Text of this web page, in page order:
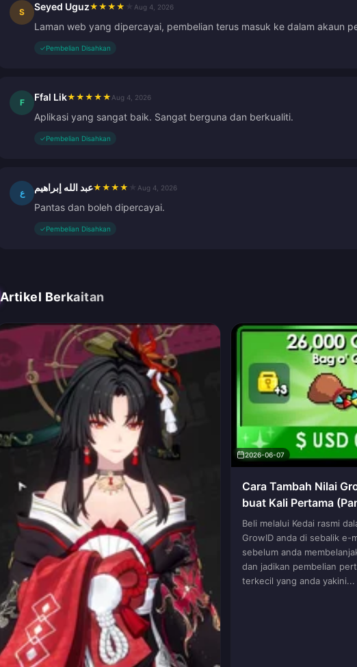
S Seyed Uguz★ ★ ★ ★ Aug 4, 2026
Laman web yang dipercayai, pembelian terus masuk ke dalam akaun
✓Pembelian Disahkan
F Ffal Lik★ ★ ★ ★ ★ Aug 4, 2026
Aplikasi yang sangat baik. Sangat berguna dan berkualiti.
✓Pembelian Disahkan
ع عبد الله إبراهيم★ ★ ★ ★ Aug 4, 2026
Pantas dan boleh dipercayai.
✓Pembelian Disahkan
Artikel Berkaitan
2026-06-07
Cara Tambah Nilai
buat Kali Pertama
Beli melalui Kedai rasmi
GrowID anda di sebalik e-
sebelum anda
dan jadikan pembelian
terkecil yang anda yakini...